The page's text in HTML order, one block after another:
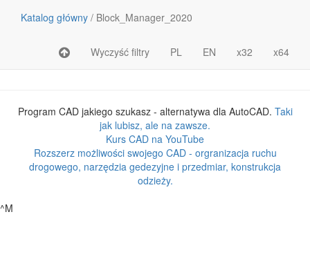
Katalog główny / Block_Manager_2020
Wyczyść filtry PL EN x32 x64
Nazwa pliku lub katalogu
Program CAD jakiego szukasz - alternatywa dla AutoCAD. Taki
jak lubisz, ale na zawsze.
Kurs CAD na YouTube
Rozszerz możliwości swojego CAD - orgranizacja ruchu
drogowego, narzędzia gedezyjne i przedmiar, konstrukcja
odzieży.
^M